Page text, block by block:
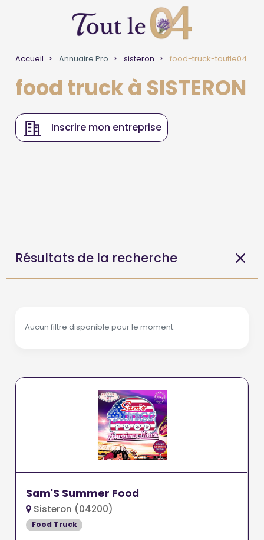
Accueil Annuaire Pro sisteron food-truck-toutle04
food truck à SISTERON
Inscrire mon entreprise
Résultats de la recherche
Aucun filtre disponible pour le moment.
Sam'S Summer Food
Sisteron (04200)
Food Truck